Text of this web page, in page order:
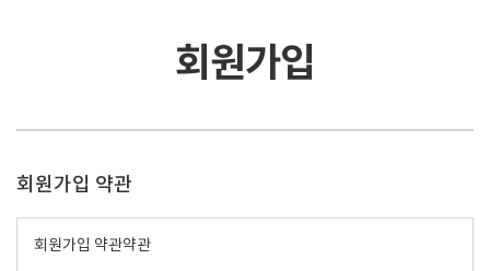
회원가입
회원가입 약관
회원가입 약관약관